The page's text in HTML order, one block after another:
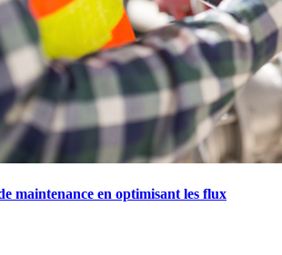
maintenance en optimisant les flux